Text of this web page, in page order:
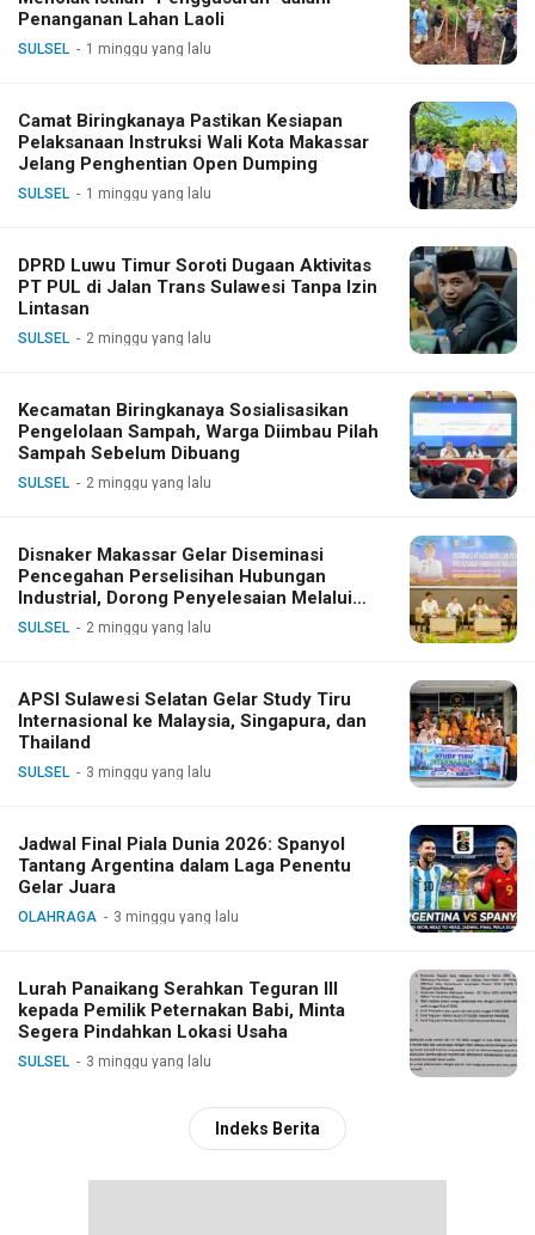
Penanganan Lahan Laoli
SULSEL 1 minggu yang lalu
Camat Biringkanaya Pastikan Kesiapan
Pelaksanaan Instruksi Wali Kota Makassar
Jelang Penghentian Open Dumping
SULSEL 1 minggu yang lalu
DPRD Luwu Timur Soroti Dugaan Aktivitas
PT PUL di Jalan Trans Sulawesi Tanpa Izin
Lintasan
SULSEL 2 minggu yang lalu
Kecamatan Biringkanaya Sosialisasikan
Pengelolaan Sampah, Warga Diimbau Pilah
Sampah Sebelum Dibuang
SULSEL 2 minggu yang lalu
Disnaker Makassar Gelar Diseminasi
Pencegahan Perselisihan Hubungan
Industrial, Dorong Penyelesaian Melalui
Dialog
SULSEL 2 minggu yang lalu
APSI Sulawesi Selatan Gelar Study Tiru
Internasional ke Malaysia, Singapura, dan
Thailand
SULSEL 3 minggu yang lalu
Jadwal Final Piala Dunia 2026: Spanyol
Tantang Argentina dalam Laga Penentu
Gelar Juara
OLAHRAGA 3 minggu yang lalu
Lurah Panaikang Serahkan Teguran III
kepada Pemilik Peternakan Babi, Minta
Segera Pindahkan Lokasi Usaha
SULSEL 3 minggu yang lalu
Indeks Berita